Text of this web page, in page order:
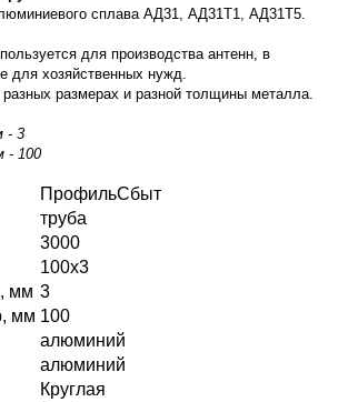
сплава АД31, АД31Т1, АД31Т5
для производства антенн, в
для хозяйственных нужд.
размерах и разной толщины металла.
- 3
- 100
ПрофильСбыт
труба
3000
100х3
мм 3
мм 100
алюминий
алюминий
Круглая